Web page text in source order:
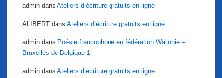
admin dans Ateliers d’écriture gratuits en ligne
ALIBERT dans Ateliers d’écriture gratuits en ligne
admin dans Poésie francophone en fédération Wallonie –
Bruxelles de Belgique 1
admin dans Ateliers d’écriture gratuits en ligne